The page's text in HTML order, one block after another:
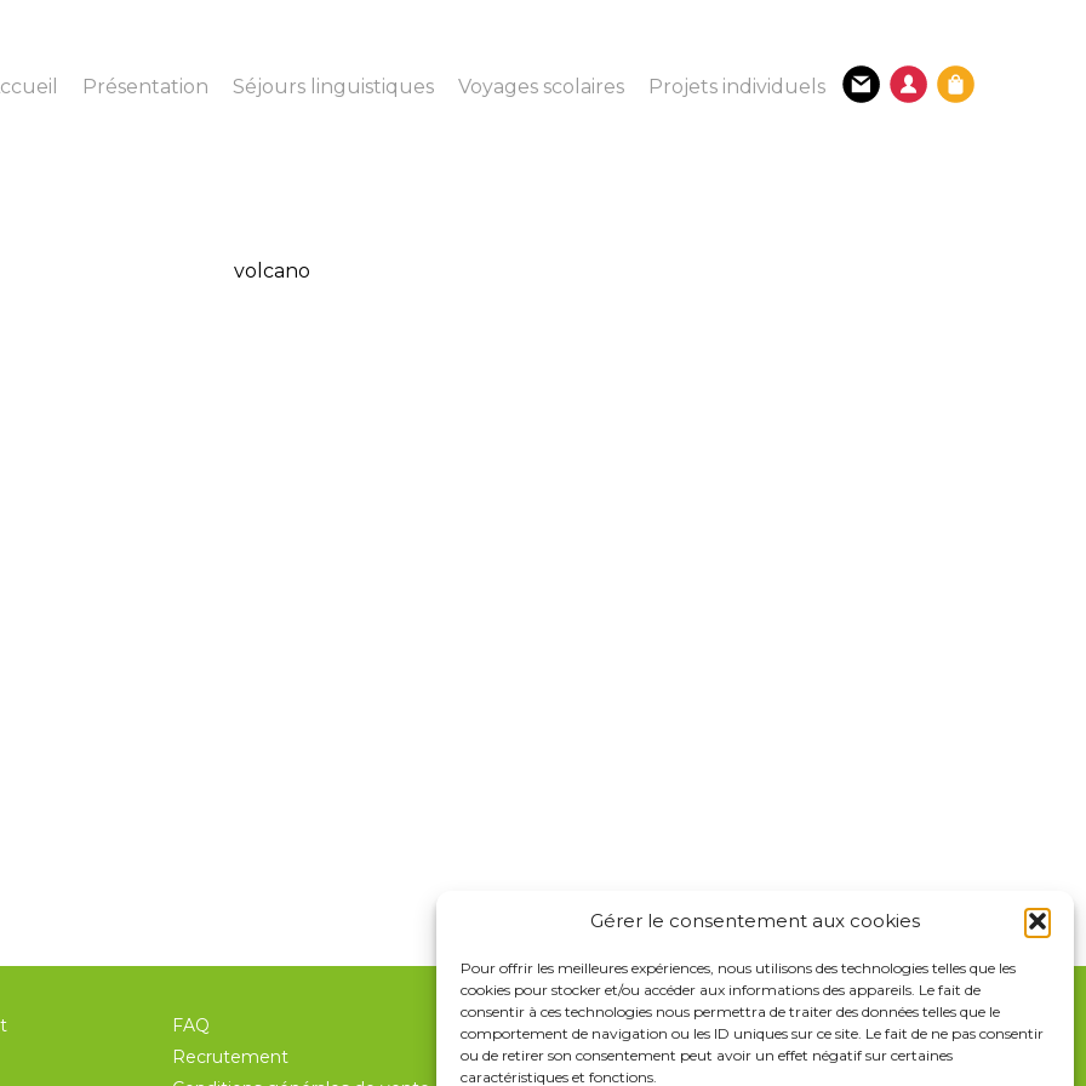
Gérer le consentement aux cookies
Pour offrir les meilleures expériences, nous utilisons des technologies telles que les
cookies pour stocker et/ou accéder aux informations des appareils. Le fait de
consentir à ces technologies nous permettra de traiter des données telles que le
comportement de navigation ou les ID uniques sur ce site. Le fait de ne pas consentir
ou de retirer son consentement peut avoir un effet négatif sur certaines
caractéristiques et fonctions.
Présentation Séjours linguistiques Voyages scolaires Projets individuels
volcano
FAQ
Recrutement
Fiche d’inscription à télécharger et à nous retourner